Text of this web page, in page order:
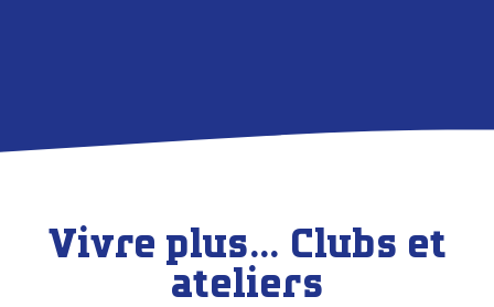
Vivre plus… Clubs et
ateliers